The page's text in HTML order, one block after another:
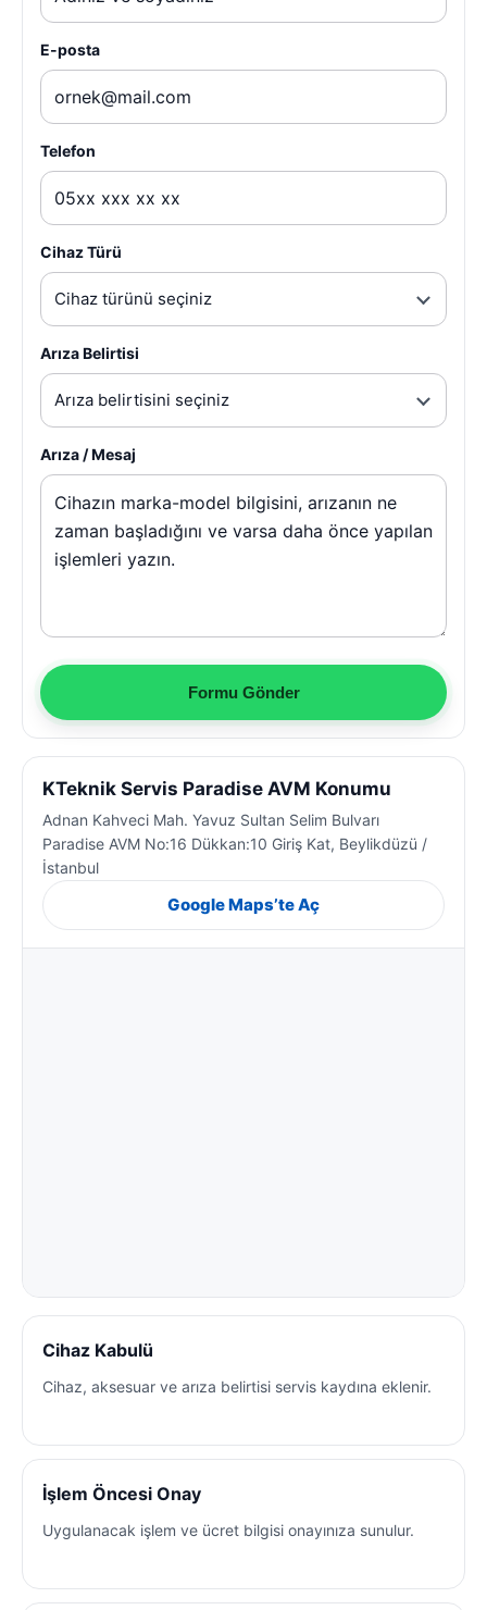
E-posta
Telefon
Cihaz Türü
Cihaz türünü seçiniz
Arıza Belirtisi
Arıza belirtisini seçiniz
Arıza / Mesaj
Formu Gönder
KTeknik Servis Paradise AVM Konumu
Adnan Kahveci Mah. Yavuz Sultan Selim Bulvarı
Paradise AVM No:16 Dükkan:10 Giriş Kat, Beylikdüzü /
İstanbul
Google Maps’te Aç
Cihaz Kabulü
Cihaz, aksesuar ve arıza belirtisi servis kaydına eklenir.
İşlem Öncesi Onay
Uygulanacak işlem ve ücret bilgisi onayınıza sunulur.